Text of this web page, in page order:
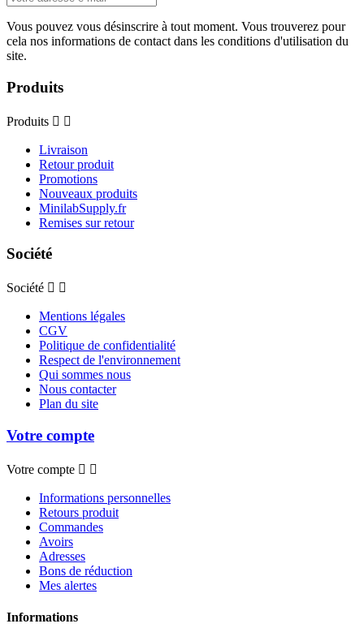
Vous pouvez vous désinscrire à tout moment. Vous trouverez pour
cela nos informations de contact dans les conditions d'utilisation du
site.
Produits
Produits  
Livraison
Retour produit
Promotions
Nouveaux produits
MinilabSupply.fr
Remises sur retour
Société
Société  
Mentions légales
CGV
Politique de confidentialité
Respect de l'environnement
Qui sommes nous
Nous contacter
Plan du site
Votre compte
Votre compte  
Informations personnelles
Retours produit
Commandes
Avoirs
Adresses
Bons de réduction
Mes alertes
Informations